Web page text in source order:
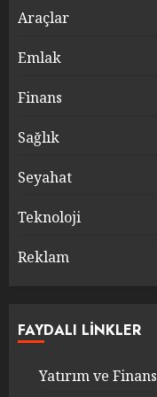
Araçlar
Emlak
Finans
Sağlık
Seyahat
Teknoloji
Reklam
FAYDALI LINKLER
Yatırım ve Finans